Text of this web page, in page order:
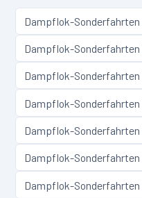
Dampflok-Sonderfahrten
Dampflok-Sonderfahrten
Dampflok-Sonderfahrten
Dampflok-Sonderfahrten
Dampflok-Sonderfahrten
Dampflok-Sonderfahrten
Dampflok-Sonderfahrten